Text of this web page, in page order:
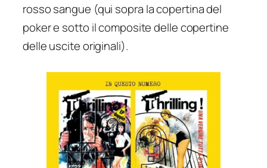
rosso sangue (qui sopra la copertina del
poker e sotto il composite delle copertine
delle uscite originali).